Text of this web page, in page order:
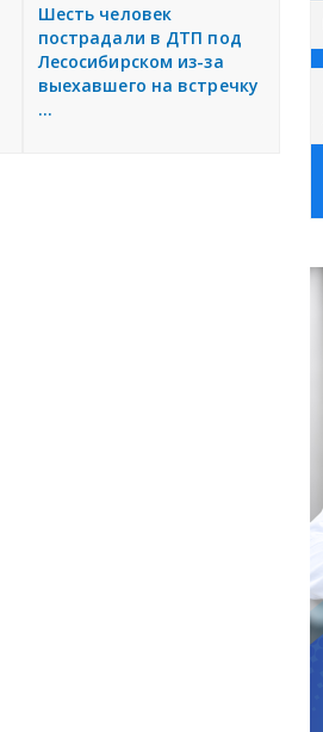
Шесть человек
пострадали в ДТП под
Лесосибирском из-за
выехавшего на встречку
...